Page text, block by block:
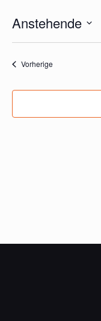
Anstehende
VorherigeVeranstaltungen